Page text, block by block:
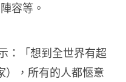
容等。
：「想到全世界有超
），所有的人都愜意